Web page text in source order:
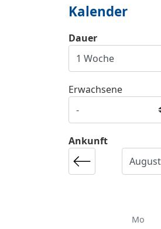
Kalender
Ankunft
Mo
Dauer
Erwachsene